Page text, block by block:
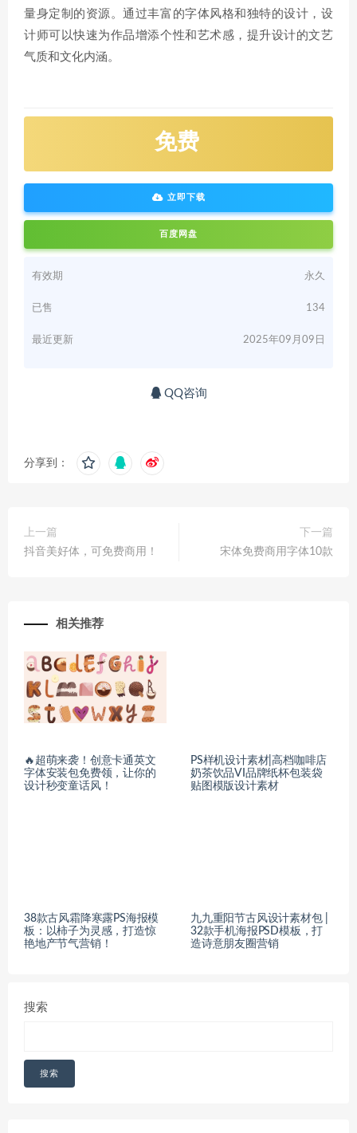
量身定制的资源。通过丰富的字体风格和独特的设计，设
计师可以快速为作品增添个性和艺术感，提升设计的文艺
气质和文化内涵。
免费
立即下载
百度网盘
有效期 永久
已售 134
最近更新 2025年09月09日
QQ咨询
分享到：
上一篇
抖音美好体，可免费商用！
下一篇
宋体免费商用字体10款
相关推荐
🔥超萌来袭！创意卡通英文
字体安装包免费领，让你的
设计秒变童话风！​
PS样机设计素材|高档咖啡店
奶茶饮品VI品牌纸杯包装袋
贴图模版设计素材
38款古风霜降寒露PS海报模
板：以柿子为灵感，打造惊
艳地产节气营销！
九九重阳节古风设计素材包 |
32款手机海报PSD模板，打
造诗意朋友圈营销
搜索
搜索